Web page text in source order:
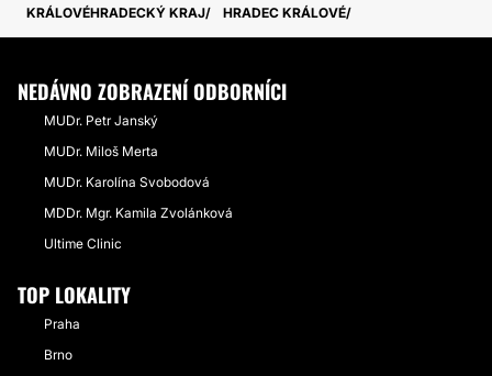
KRÁLOVÉHRADECKÝ KRAJ
HRADEC KRÁLOVÉ
NEDÁVNO ZOBRAZENÍ ODBORNÍCI
MUDr. Petr Janský
MUDr. Miloš Merta
MUDr. Karolína Svobodová
MDDr. Mgr. Kamila Zvolánková
Ultime Clinic
TOP LOKALITY
Praha
Brno